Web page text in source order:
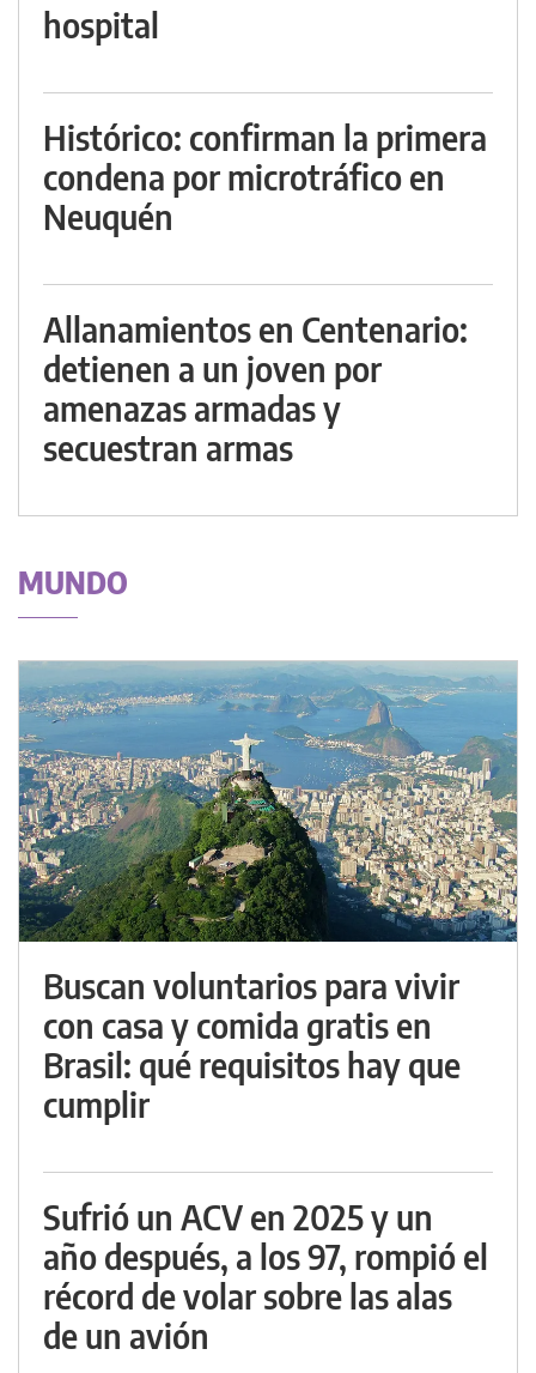
hospital
Histórico: confirman la primera
condena por microtráfico en
Neuquén
Allanamientos en Centenario:
detienen a un joven por
amenazas armadas y
secuestran armas
MUNDO
Buscan voluntarios para vivir
con casa y comida gratis en
Brasil: qué requisitos hay que
cumplir
Sufrió un ACV en 2025 y un
año después, a los 97, rompió el
récord de volar sobre las alas
de un avión